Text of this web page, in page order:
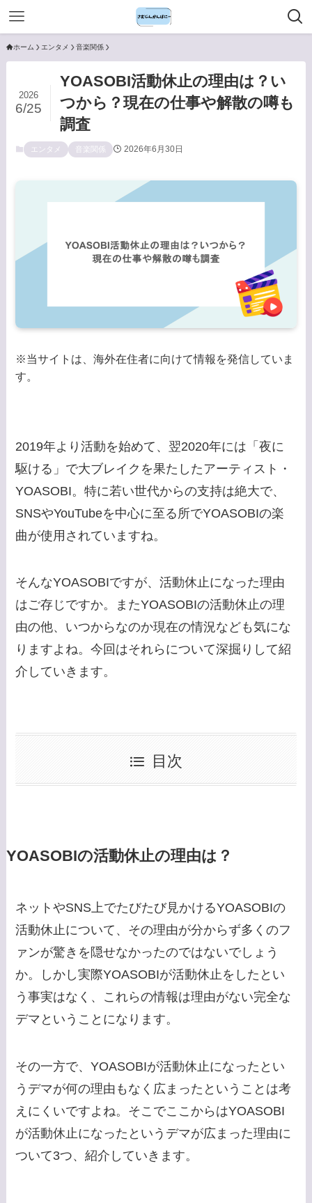
ホーム エンタメ 音楽関係
YOASOBI活動休止の理由は？い
つから？現在の仕事や解散の噂も
調査
2026
6/25
エンタメ 音楽関係 2026年6月30日
※当サイトは、海外在住者に向けて情報を発信していま
す。
2019年より活動を始めて、翌2020年には「夜に
駆ける」で大ブレイクを果たしたアーティスト・
YOASOBI。特に若い世代からの支持は絶大で、
SNSやYouTubeを中心に至る所でYOASOBIの楽
曲が使用されていますね。
そんなYOASOBIですが、活動休止になった理由
はご存じですか。またYOASOBIの活動休止の理
由の他、いつからなのか現在の情況なども気にな
りますよね。今回はそれらについて深掘りして紹
介していきます。
目次
YOASOBIの活動休止の理由は？
ネットやSNS上でたびたび見かけるYOASOBIの
活動休止について、その理由が分からず多くのフ
ァンが驚きを隠せなかったのではないでしょう
か。しかし実際YOASOBIが活動休止をしたとい
う事実はなく、これらの情報は理由がない完全な
デマということになります。
その一方で、YOASOBIが活動休止になったとい
うデマが何の理由もなく広まったということは考
えにくいですよね。そこでここからはYOASOBI
が活動休止になったというデマが広まった理由に
ついて3つ、紹介していきます。